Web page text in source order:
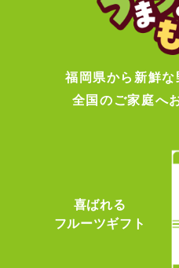
福岡県から新鮮
全国のご家庭へ
喜ばれる
フルーツギフト